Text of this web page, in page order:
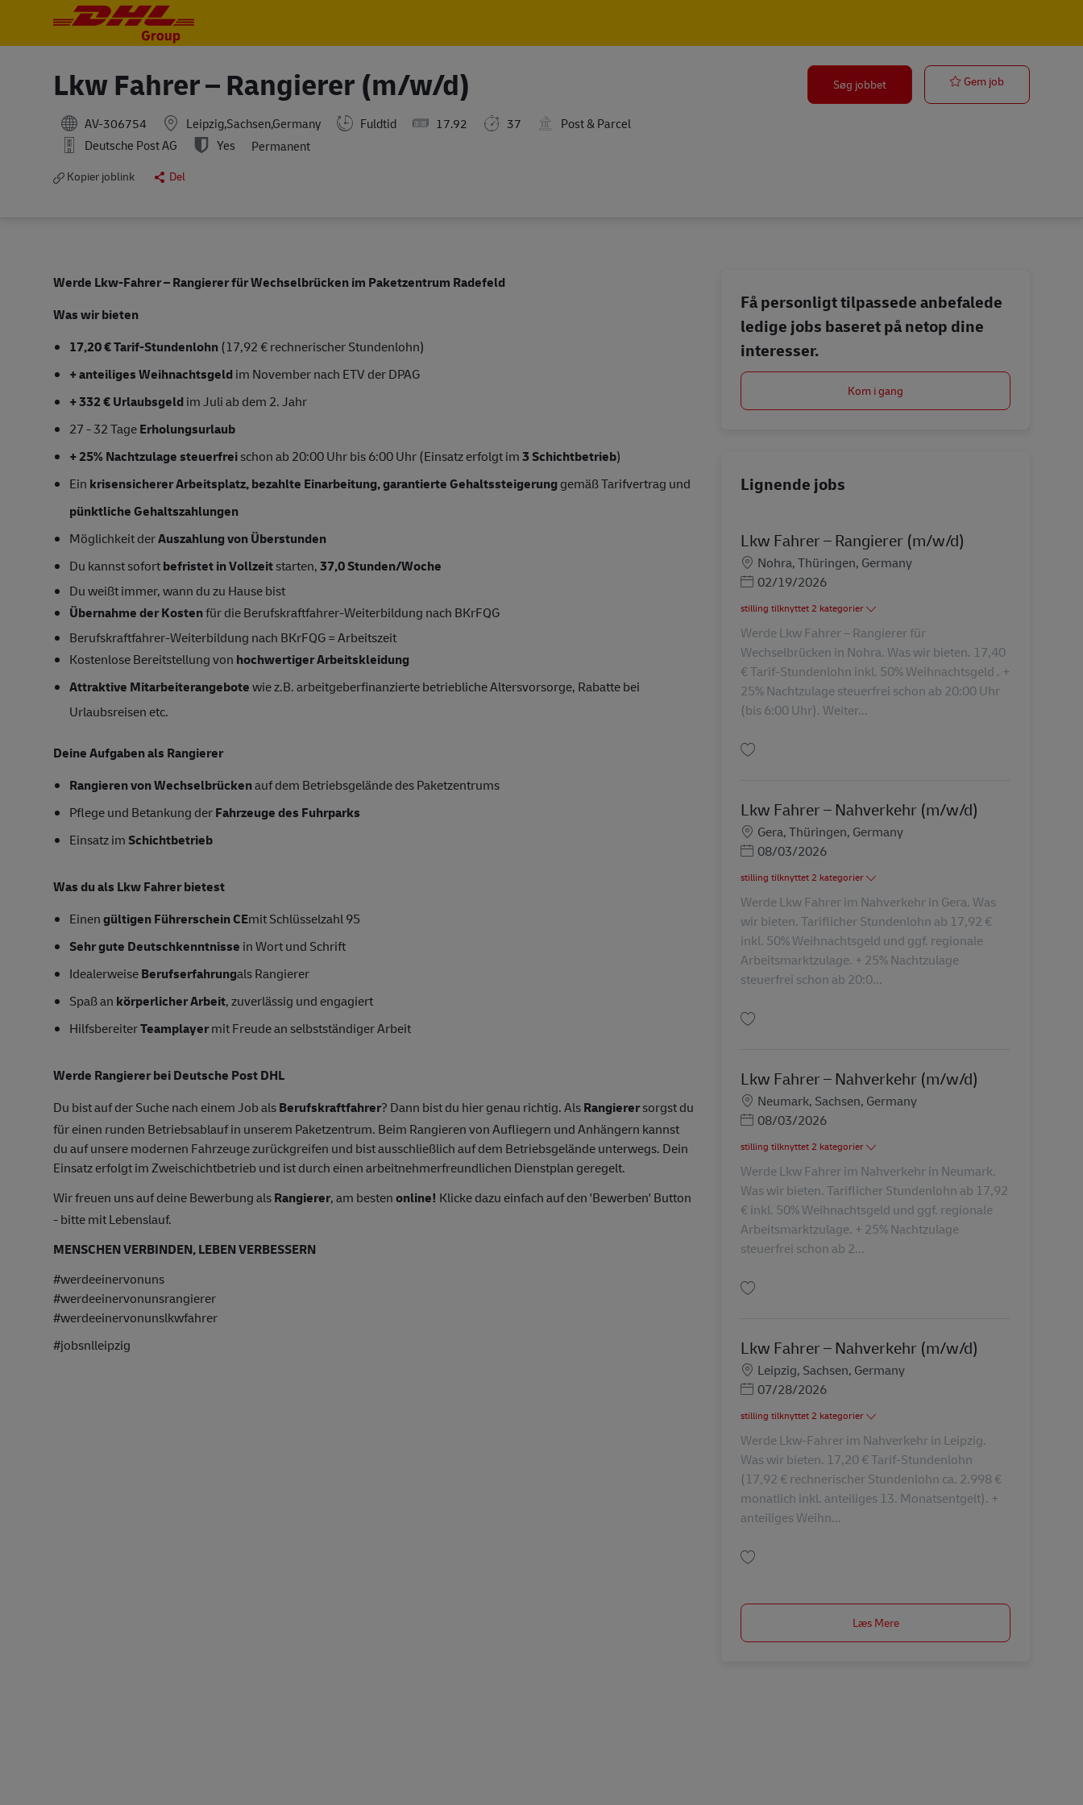
Lkw Fahrer – Rangierer (m/w/d)
AV-306754 Leipzig,Sachsen,Germany Fuldtid 17.92 37
Post & Parcel
Deutsche Post AG
Yes Permanent
Kopier joblink Del
Søg jobbet Gem job
Werde Lkw-Fahrer – Rangierer für Wechselbrücken im Paketzentrum Radefeld
Was wir bieten
17,20 € Tarif-Stundenlohn(17,92 € rechnerischer Stundenlohn)
+ anteiliges Weihnachtsgeldim Novembernach ETV der DPAG
+ 332 € Urlaubsgeldim Juli ab dem 2. Jahr
27 - 32 TageErholungsurlaub
+ 25% Nachtzulage steuerfreischon ab 20:00 Uhr bis 6:00 Uhr (Einsatz erfolgt im3 Schichtbetrieb)
Ein krisensicherer Arbeitsplatz, bezahlte Einarbeitung, garantierte Gehaltssteigerung gemäß Tarifvertrag und
pünktliche Gehaltszahlungen
Möglichkeit derAuszahlung von Überstunden
Du kannst sofortbefristet in Vollzeitstarten,37,0 Stunden/Woche
Du weißt immer, wann du zu Hause bist
Übernahme der Kostenfür die Berufskraftfahrer-Weiterbildung nach BKrFQG
Berufskraftfahrer-Weiterbildung nach BKrFQG = Arbeitszeit
Kostenlose Bereitstellung von hochwertiger Arbeitskleidung
Attraktive Mitarbeiterangebotewie z.B. arbeitgeberfinanzierte betriebliche Altersvorsorge, Rabatte bei
Urlaubsreisen etc.
Deine Aufgaben als Rangierer
Rangieren von Wechselbrückenauf dem Betriebsgelände des Paketzentrums
Pflege und Betankung derFahrzeuge des Fuhrparks
Einsatz imSchichtbetrieb
Was du als Lkw Fahrer bietest
Einengültigen Führerschein CEmit Schlüsselzahl 95
Sehr gute Deutschkenntnisse in Wort und Schrift
IdealerweiseBerufserfahrungals Rangierer
Spaß an körperlicher Arbeit, zuverlässig und engagiert
HilfsbereiterTeamplayermit Freude an selbstständiger Arbeit
Werde Rangierer bei Deutsche Post DHL
Du bist auf der Suche nach einem Job alsBerufskraftfahrer? Dann bist du hier genau richtig. AlsRangierersorgst du
für einen runden Betriebsablauf in unserem Paketzentrum. Beim Rangieren von Aufliegern und Anhängern kannst
du auf unsere modernen Fahrzeuge zurückgreifen und bist ausschließlich auf dem Betriebsgelände unterwegs. Dein
Einsatz erfolgt im Zweischichtbetrieb und ist durch einen arbeitnehmerfreundlichen Dienstplan geregelt.
Wir freuen uns auf deine Bewerbung alsRangierer, am bestenonline! Klicke dazu einfach auf den 'Bewerben' Button
- bitte mit Lebenslauf.
MENSCHEN VERBINDEN, LEBEN VERBESSERN
#werdeeinervonuns
#werdeeinervonunsrangierer
#werdeeinervonunslkwfahrer
#jobsnlleipzig
Få personligt tilpassede anbefalede
ledige jobs baseret på netop dine
interesser.
Kom i gang
Lignende jobs
Lkw Fahrer – Rangierer (m/w/d)
Lokation
Nohra, Thüringen, Germany
Posted Date
02/19/2026
stilling tilknyttet 2 kategorier
Werde Lkw Fahrer – Rangierer für
Wechselbrücken in Nohra. Was wir bieten. 17,40
€ Tarif-Stundenlohn inkl. 50% Weihnachtsgeld . +
25% Nachtzulage steuerfrei schon ab 20:00 Uhr
(bis 6:00 Uhr). Weiter...
Lkw Fahrer – Nahverkehr (m/w/d)
Lokation
Gera, Thüringen, Germany
Posted Date
08/03/2026
stilling tilknyttet 2 kategorier
Werde Lkw Fahrer im Nahverkehr in Gera. Was
wir bieten. Tariflicher Stundenlohn ab 17,92 €
inkl. 50% Weihnachtsgeld und ggf. regionale
Arbeitsmarktzulage. + 25% Nachtzulage
steuerfrei schon ab 20:0...
Lkw Fahrer – Nahverkehr (m/w/d)
Lokation
Neumark, Sachsen, Germany
Posted Date
08/03/2026
stilling tilknyttet 2 kategorier
Werde Lkw Fahrer im Nahverkehr in Neumark.
Was wir bieten. Tariflicher Stundenlohn ab 17,92
€ inkl. 50% Weihnachtsgeld und ggf. regionale
Arbeitsmarktzulage. + 25% Nachtzulage
steuerfrei schon ab 2...
Lkw Fahrer – Nahverkehr (m/w/d)
Lokation
Leipzig, Sachsen, Germany
Posted Date
07/28/2026
stilling tilknyttet 2 kategorier
Werde Lkw-Fahrer im Nahverkehr in Leipzig.
Was wir bieten. 17,20 € Tarif-Stundenlohn
(17,92 € rechnerischer Stundenlohn ca. 2.998 €
monatlich inkl. anteiliges 13. Monatsentgelt). +
anteiliges Weihn...
Læs Mere